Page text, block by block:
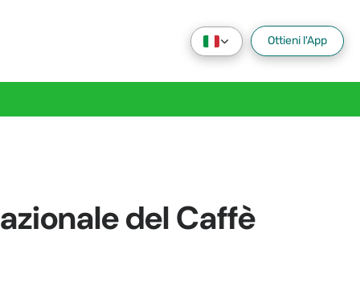
Ottieni l'App
del Caffè